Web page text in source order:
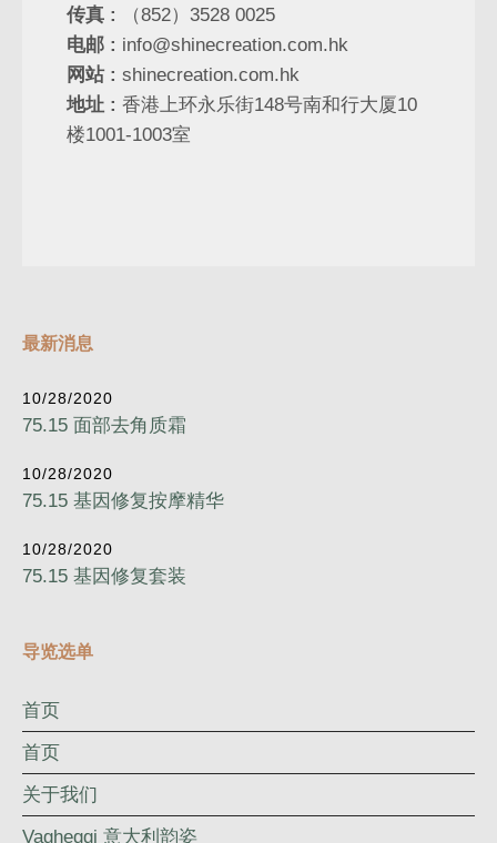
传真 :
（852）3528 0025
电邮 : info@shinecreation.com.hk
网站 : shinecreation.com.hk
地址 : 香港上环永乐街148号南和行大厦10
楼1001-1003室
最新消息
10/28/2020
75.15 面部去角质霜
10/28/2020
75.15 基因修复按摩精华
10/28/2020
75.15 基因修复套装
导览选单
首页
首页
关于我们
Vagheggi 意大利韵姿